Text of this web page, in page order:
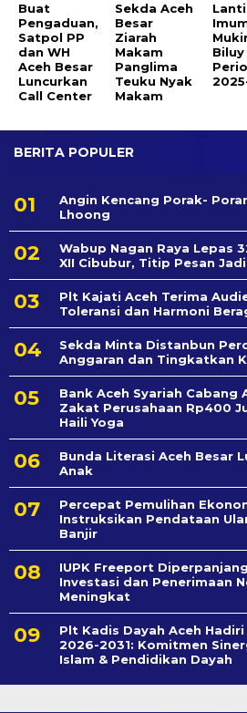
Buat
Pengaduan,
Satpol PP
dan WH
Aceh Besar
Luncurkan
Call Center
Sekda Aceh
Besar
Ziarah
Makam
Panglima
Teuku Nyak
Makam
Biluy
BERITA POPULER
Angin Kencang Porak-
Lhoong
Wabup Nagan Raya Lepas
XII Cibubur, Titip Pesan
Plt Kajati Aceh Terima
Toleransi dan Harmoni
Sekda Minta Distanbun
Anggaran dan Tingkatkan
Bank Aceh Syariah Cabang
Zakat Perusahaan Rp400
Haili Yoga
Bunda Literasi Aceh Besar
Anak
Percepat Pemulihan
Instruksikan Pendataan
Banjir
IUPK Freeport
Investasi dan Penerimaan
Meningkat
Plt Kadis Dayah Aceh
2026-2031: Komitmen
Islam & Pendidikan Dayah